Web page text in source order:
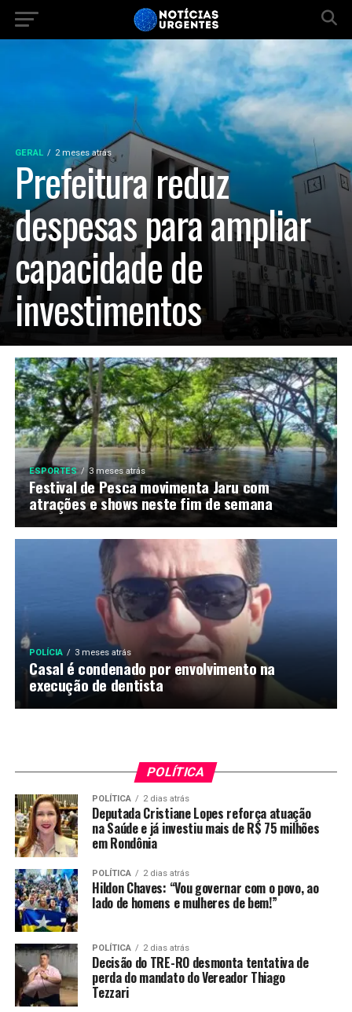
GERAL 2 meses atrás
Prefeitura reduz
despesas para ampliar
capacidade de
investimentos
ESPORTES 3 meses atrás
Festival de Pesca movimenta Jaru com
atrações e shows neste fim de semana
POLÍCIA 3 meses atrás
Casal é condenado por envolvimento na
execução de dentista
POLÍTICA
POLÍTICA 2 dias atrás
Deputada Cristiane Lopes reforça atuação
na Saúde e já investiu mais de R$ 75 milhões
em Rondônia
POLÍTICA 2 dias atrás
Hildon Chaves: “Vou governar com o povo, ao
lado de homens e mulheres de bem!”
POLÍTICA 2 dias atrás
Decisão do TRE-RO desmonta tentativa de
perda do mandato do Vereador Thiago
Tezzari